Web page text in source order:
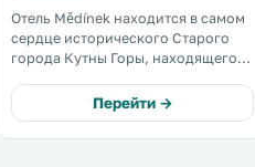
Отель Mědínek находится в самом
сердце исторического Старого
города Кутны Горы, находящегося
предлагает к услугам гостей
бесплатный беспроводной доступ
в Интернет и бесплатную парковку
Перейти →